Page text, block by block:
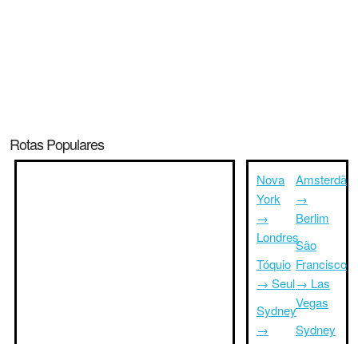
Rotas Populares
Nova
York
→
Londres
Tóquio
→ Seul
Sydney
→
Amsterdã
→
Berlim
São
Francisco
→ Las
Vegas
Sydney